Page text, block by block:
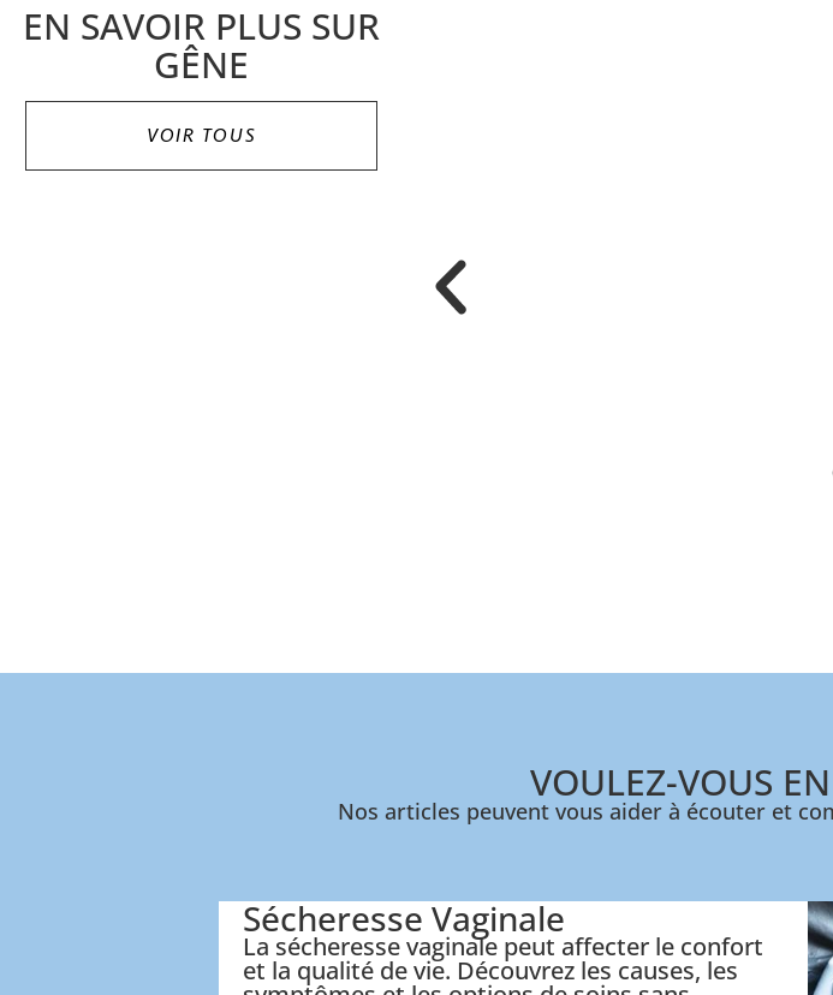
EN SAVOIR PLUS SUR
GÊNE
VOIR TOUS
VOULEZ-VOUS
Nos articles peuvent vous aider à écouter et
Sécheresse Vaginale
La sécheresse vaginale peut affecter le confort
et la qualité de vie. Découvrez les causes, les